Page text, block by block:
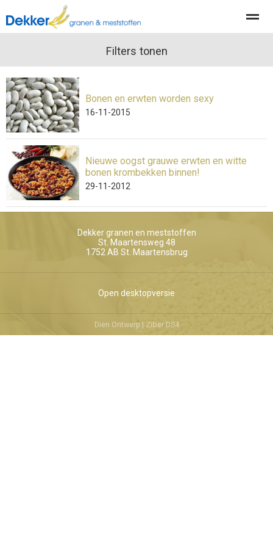
Actueel Organisatie
Home Nieuws Locatie Contact
Filters tonen
Bonen en erwten worden sexy
16-11-2015
Nieuwe oogst grauwe erwten en witte
bonen krombekken binnen!
29-11-2012
Dekker granen en meststoffen
St. Maartensweg 48
1752 AB St. Maartensbrug
Open desktopversie
Dien Ontwerp | Ziber DS4